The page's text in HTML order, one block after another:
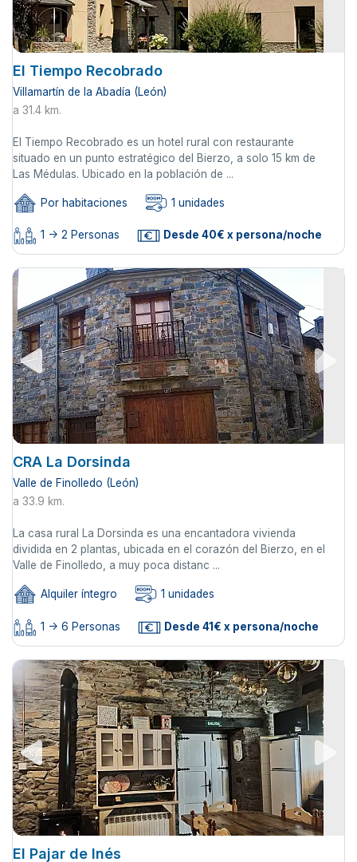
El Tiempo Recobrado
Villamartín de la Abadía (León)
a 31.4 km.
El Tiempo Recobrado es un hotel rural con restaurante
situado en un punto estratégico del Bierzo, a solo 15 km de
Las Médulas. Ubicado en la población de ...
Por habitaciones 1 unidades
1 -> 2 Personas Desde 40€ x persona/noche
CRA La Dorsinda
Valle de Finolledo (León)
a 33.9 km.
La casa rural La Dorsinda es una encantadora vivienda
dividida en 2 plantas, ubicada en el corazón del Bierzo, en el
Valle de Finolledo, a muy poca distanc ...
Alquiler íntegro 1 unidades
1 -> 6 Personas Desde 41€ x persona/noche
El Pajar de Inés